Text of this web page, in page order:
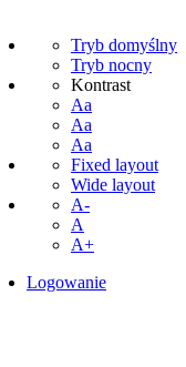
Tryb domyślny
Tryb nocny
Kontrast
Aa
Aa
Aa
Fixed layout
Wide layout
A-
A
A+
Logowanie